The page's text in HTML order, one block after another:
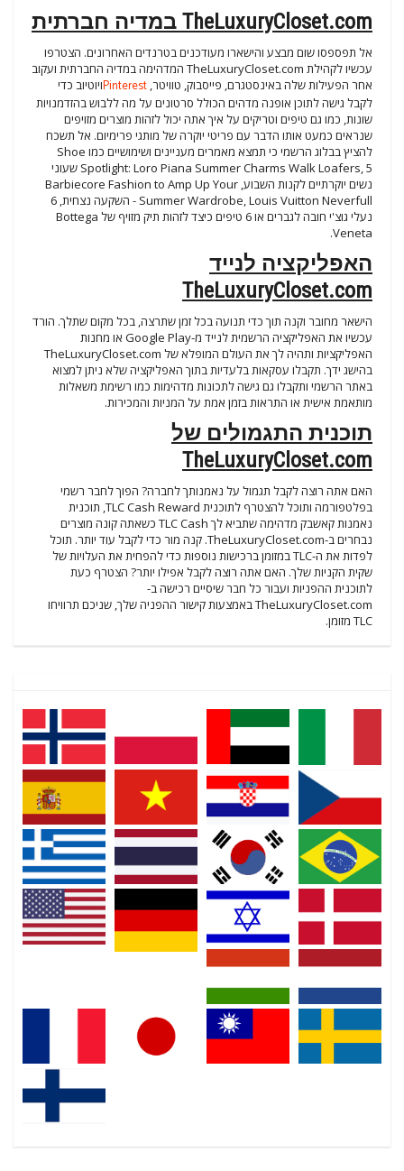
TheLuxuryCloset.com במדיה חברתית
אל תפספסו שום מבצע והישארו מעודכנים בטרנדים האחרונים. הצטרפו
עכשיו לקהילת TheLuxuryCloset.com המדהימה במדיה החברתית ועקוב
אחר הפעילות שלה באינסטגרם, פייסבוק, טוויטר, Pinterestויוטיוב כדי
לקבל גישה לתוכן אופנה מדהים הכולל סרטונים על מה ללבוש בהזדמנויות
שונות, כמו גם טיפים וטריקים על איך אתה יכול לזהות מוצרים מזויפים
שנראים כמעט אותו הדבר עם פריטי יוקרה של מותגי פרימיום. אל תשכח
להציץ בבלוג הרשמי כי תמצא מאמרים מעניינים ושימושיים כמו Shoe
Spotlight: Loro Piana Summer Charms Walk Loafers, 5 שעוני
נשים יוקרתיים לקנות השבוע, Barbiecore Fashion to Amp Up Your
Summer Wardrobe, Louis Vuitton Neverfull - השקעה נצחית, 6
נעלי גוצ'י חובה לגברים או 6 טיפים כיצד לזהות תיק מזויף של Bottega
Veneta.
האפליקציה לנייד
TheLuxuryCloset.com
הישאר מחובר וקנה תוך כדי תנועה בכל זמן שתרצה, בכל מקום שתלך. הורד
עכשיו את האפליקציה הרשמית לנייד מ-Google Play או מחנות
האפליקציות ותהיה לך את העולם המופלא של TheLuxuryCloset.com
בהישג ידך. תקבלו עסקאות בלעדיות בתוך האפליקציה שלא ניתן למצוא
באתר הרשמי ותקבלו גם גישה לתכונות מדהימות כמו רשימת משאלות
מותאמת אישית או התראות בזמן אמת על המניות והמכירות.
תוכנית התגמולים של
TheLuxuryCloset.com
האם אתה רוצה לקבל תגמול על נאמנותך לחברה? הפוך לחבר רשמי
בפלטפורמה ותוכל להצטרף לתוכנית TLC Cash Reward, תוכנית
נאמנות קאשבק מדהימה שתביא לך TLC Cash כשאתה קונה מוצרים
נבחרים ב-TheLuxuryCloset.com. קנה מור כדי לקבל עוד יותר. תוכל
לפדות את ה-TLC במזומן ברכישות נוספות כדי להפחית את העלויות של
שקית הקניות שלך. האם אתה רוצה לקבל אפילו יותר? הצטרף כעת
לתוכנית ההפניות ועבור כל חבר שיסיים רכישה ב-
TheLuxuryCloset.com באמצעות קישור ההפניה שלך, שניכם תרוויחו
TLC מזומן.